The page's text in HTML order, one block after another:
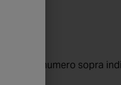
al numero sopra